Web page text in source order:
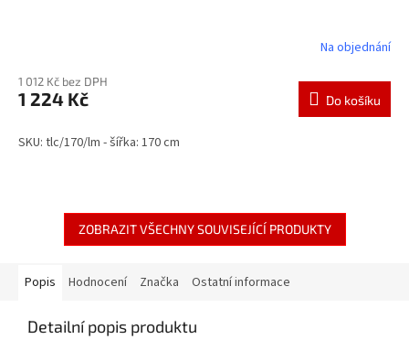
Na objednání
1 012 Kč bez DPH
1 224 Kč Do košíku
SKU: tlc/170/lm - šířka: 170 cm
ZOBRAZIT VŠECHNY SOUVISEJÍCÍ PRODUKTY
Popis Hodnocení Značka Ostatní informace
Detailní popis produktu